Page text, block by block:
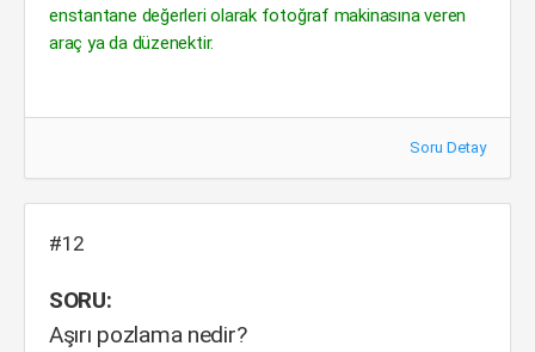
enstantane değerleri olarak fotoğraf makinasına veren
araç ya da düzenektir.
Soru Detay
#12
SORU:
Aşırı pozlama nedir?